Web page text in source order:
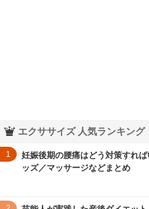
エクササイズ 人気ランキング
1
妊娠後期の腰痛はどう対策すれ
ッズ／マッサージなどまとめ